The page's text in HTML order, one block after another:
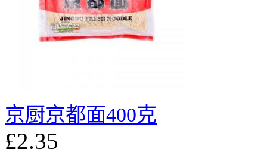
京厨京都面400克
£2.35